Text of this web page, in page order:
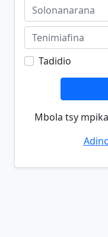
Tadidio
Mbola tsy